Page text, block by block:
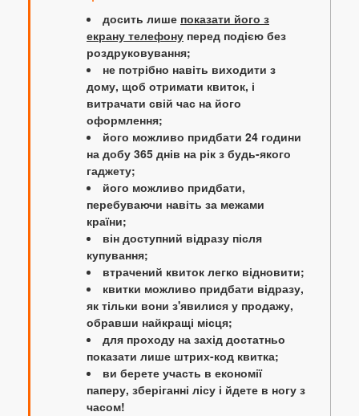
досить лише показати його з
екрану телефону перед подією без
роздруковування;
не потрібно навіть виходити з
дому, щоб отримати квиток, і
витрачати свій час на його
оформлення;
його можливо придбати 24 години
на добу 365 днів на рік з будь-якого
гаджету;
його можливо придбати,
перебуваючи навіть за межами
країни;
він доступний відразу після
купування;
втрачений квиток легко відновити;
квитки можливо придбати відразу,
як тільки вони з'явилися у продажу,
обравши найкращі місця;
для проходу на захід достатньо
показати лише штрих-код квитка;
ви берете участь в економії
паперу, зберіганні лісу і йдете в ногу з
часом!